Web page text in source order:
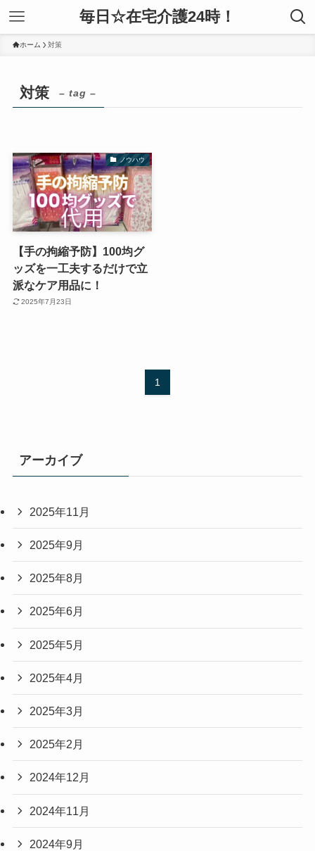
毎日☆在宅介護24時！
ホーム 対策
対策 – tag –
ノウハウ
【手の拘縮予防】100均グ
ッズを一工夫するだけで立
派なケア用品に！
2025年7月23日
1
アーカイブ
2025年11月
2025年9月
2025年8月
2025年6月
2025年5月
2025年4月
2025年3月
2025年2月
2024年12月
2024年11月
2024年9月